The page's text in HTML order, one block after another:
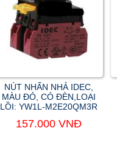
NÚT NHẤN NHẢ IDEC,
MÀU ĐỎ, CÓ ĐÈN,LOẠI
LỒI: YW1L-M2E20QM3R
157.000 VNĐ